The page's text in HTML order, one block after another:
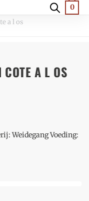
0
a l os
COTE A L OS
Weidegang Voeding: